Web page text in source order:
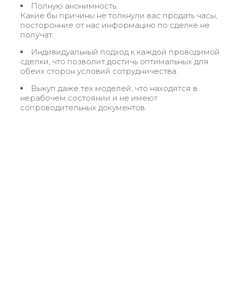
Полную анонимность.
Какие бы причины не толкнули вас продать часы,
посторонние от нас информацию по сделке не
получат.
Индивидуальный подход к каждой проводимой
сделки, что позволит достичь оптимальных для
обеих сторон условий сотрудничества.
Выкуп даже тех моделей, что находятся в
нерабочем состоянии и не имеют
сопроводительных документов.